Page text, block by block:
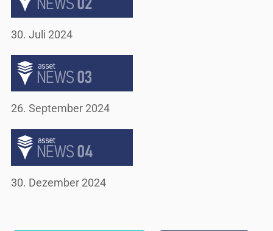
30. Juli 2024
26. September 2024
30. Dezember 2024